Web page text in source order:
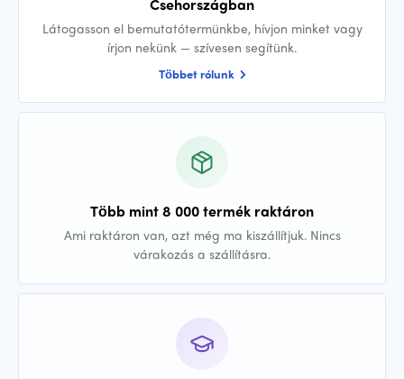
Látogasson el bemutatótermünkbe, hívjon minket vagy
írjon nekünk — szívesen segítünk.
Többet rólunk
Több mint 8 000 termék raktáron
Ami raktáron van, azt még ma kiszállítjuk. Nincs
várakozás a szállításra.